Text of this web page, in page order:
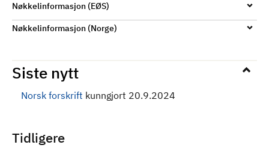
Nøkkelinformasjon (EØS)
Nøkkelinformasjon (Norge)
Siste nytt
Norsk forskrift kunngjort 20.9.2024
Tidligere